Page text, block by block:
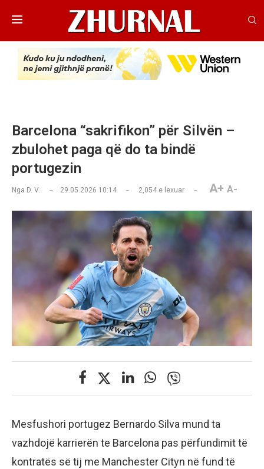
Barcelona “sakrifikon” për Silvën –
zbulohet paga që do ta bindë
portugezin
Nga D. V. 29.05.2026 10:14 2,054 e lexuar A+ A-
Mesfushori portugez Bernardo Silva mund ta
vazhdojë karrierën te Barcelona pas përfundimit të
kontratës së tij me Manchester Cityn në fund të